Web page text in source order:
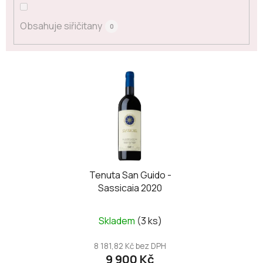
Obsahuje siřičitany 0
Tenuta San Guido -
Sassicaia 2020
Skladem (3 ks)
8 181,82 Kč bez DPH
9 900 Kč